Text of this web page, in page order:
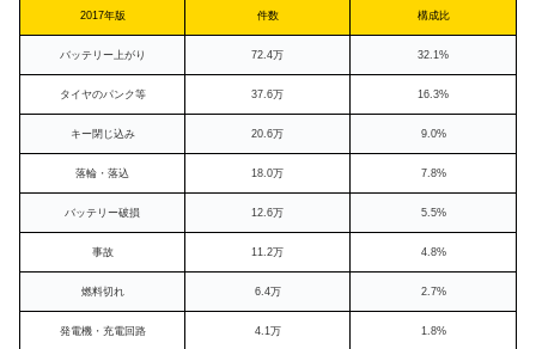
2017年版 件数 構成比
バッテリー上がり 72.4万 32.1%
タイヤのパンク等 37.6万 16.3%
キー閉じ込み 20.6万 9.0%
落輪・落込 18.0万 7.8%
バッテリー破損 12.6万 5.5%
事故 11.2万 4.8%
燃料切れ 6.4万 2.7%
発電機・充電回路 4.1万 1.8%